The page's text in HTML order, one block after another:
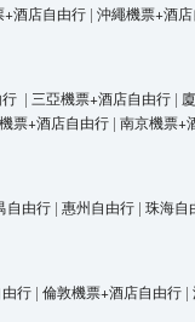
+酒店自由行 | 沖繩機票+酒
| 三亞機票+酒店自由行 |
票+酒店自由行 | 南京機票+
自由行 | 惠州自由行 | 珠海自
行 | 倫敦機票+酒店自由行 |